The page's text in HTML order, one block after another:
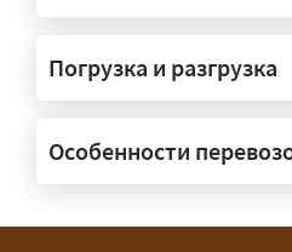
сопровождение?
организуем.
прикрытия
груза и маршрута;
Погрузка и разгрузка
Особенности